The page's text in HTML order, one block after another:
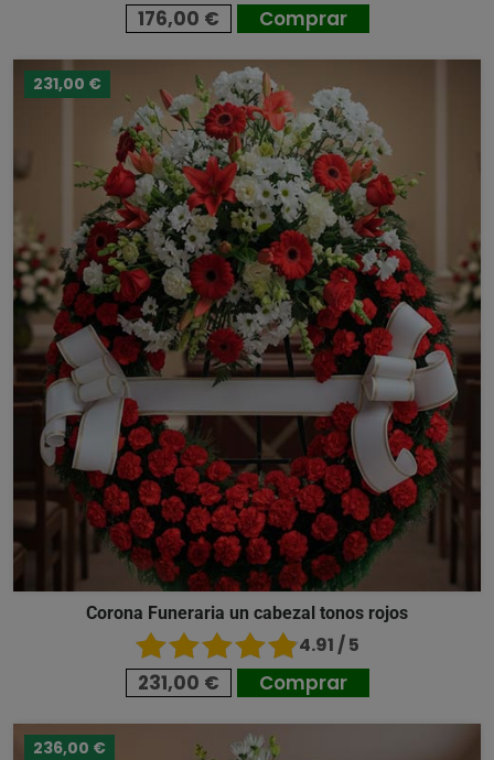
176,00 € Comprar
231,00 €
Corona Funeraria un cabezal tonos rojos
4.91 / 5
231,00 € Comprar
236,00 €